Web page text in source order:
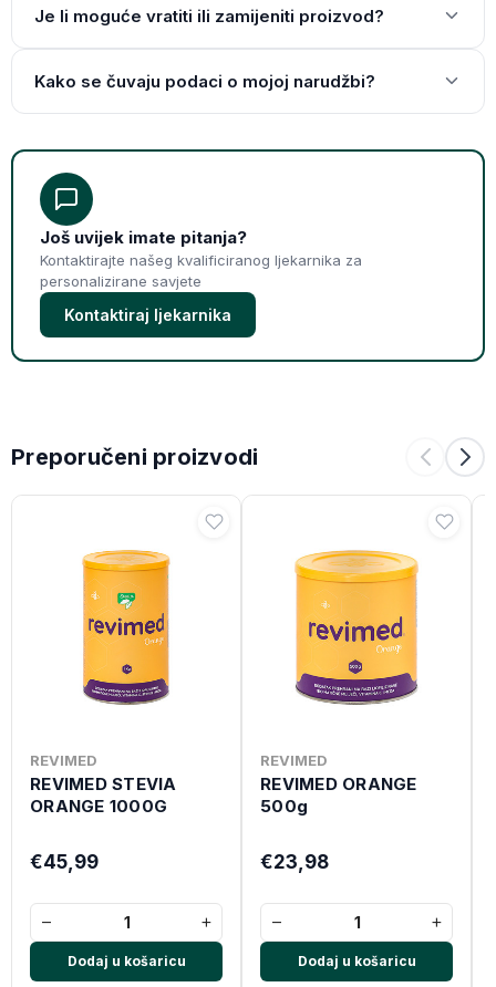
Je li moguće vratiti ili zamijeniti proizvod?
Kako se čuvaju podaci o mojoj narudžbi?
Još uvijek imate pitanja?
Kontaktirajte našeg kvalificiranog ljekarnika za
personalizirane savjete
Kontaktiraj ljekarnika
Preporučeni proizvodi
REVIMED
REVIMED STEVIA
ORANGE 1000G
€45,99
− +
Dodaj u košaricu
REVIMED
REVIMED ORANGE
500g
€23,98
− +
Dodaj u košaricu